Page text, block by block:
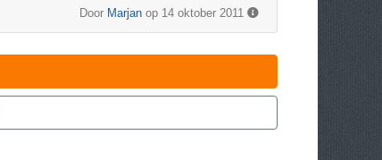
Door Marjan op 14 oktober 2011